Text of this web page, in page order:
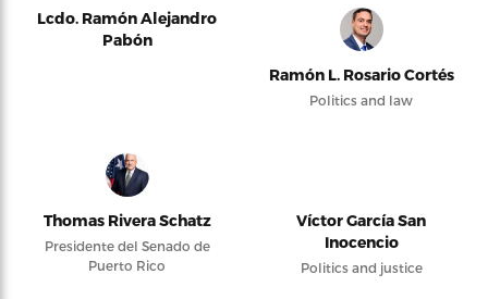
Lcdo. Ramón Alejandro
Pabón
Ramón L. Rosario Cortés
Politics and law
Thomas Rivera Schatz
Presidente del Senado de
Puerto Rico
Víctor García San
Inocencio
Politics and justice